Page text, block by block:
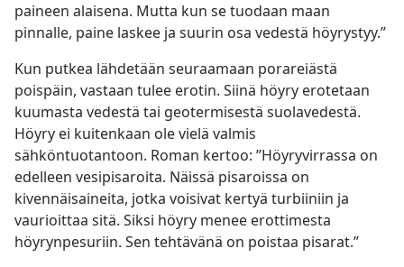
paineen alaisena. Mutta kun se tuodaan maan
pinnalle, paine laskee ja suurin osa vedestä höyrystyy.”
Kun putkea lähdetään seuraamaan porareiästä
poispäin, vastaan tulee erotin. Siinä höyry erotetaan
kuumasta vedestä tai geotermisestä suolavedestä.
Höyry ei kuitenkaan ole vielä valmis
sähköntuotantoon. Roman kertoo: ”Höyryvirrassa on
edelleen vesipisaroita. Näissä pisaroissa on
kivennäisaineita, jotka voisivat kertyä turbiiniin ja
vaurioittaa sitä. Siksi höyry menee erottimesta
höyrynpesuriin. Sen tehtävänä on poistaa pisarat.”